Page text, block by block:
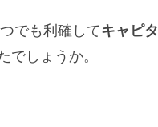
でも利確してキャピタ
でしょうか。